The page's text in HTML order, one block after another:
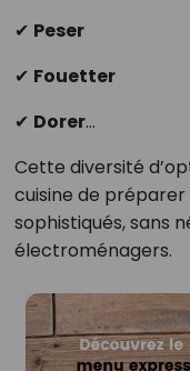
✔ Peser
✔ Fouetter
✔ Dorer...
Cette diversité
cuisine de
sophistiqués, sans
électroménagers.